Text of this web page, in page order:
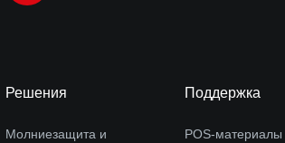
Решения
Молниезащита и
Поддержка
POS-материалы